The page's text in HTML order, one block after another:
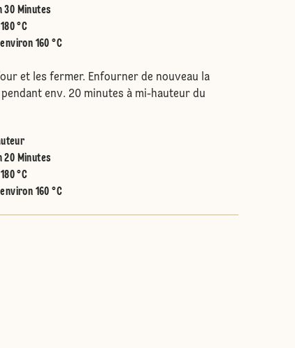
30 Minutes
°C
environ 160 °C
et les fermer. Enfourner de nouveau la
env. 20 minutes à mi-hauteur du
20 Minutes
°C
environ 160 °C